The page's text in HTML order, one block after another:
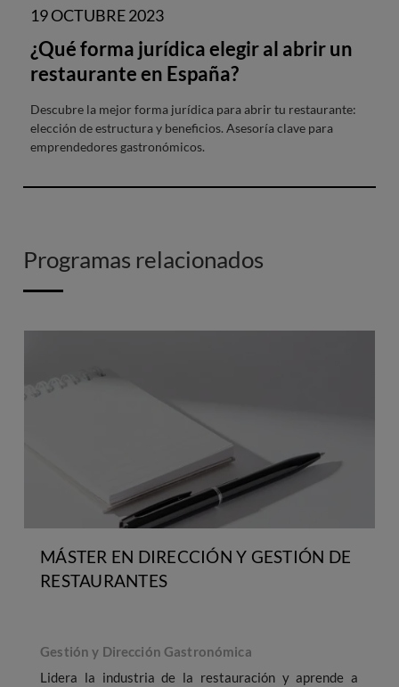
19 OCTUBRE 2023
¿Qué forma jurídica elegir al abrir un
restaurante en España?
Descubre la mejor forma jurídica para abrir tu restaurante:
elección de estructura y beneficios. Asesoría clave para
emprendedores gastronómicos.
Programas relacionados
MÁSTER EN DIRECCIÓN Y GESTIÓN DE
RESTAURANTES
Gestión y Dirección Gastronómica
Lidera la industria de la restauración y aprende a